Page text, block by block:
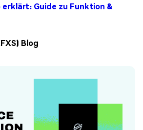
Guide zu Funktion &
Blog